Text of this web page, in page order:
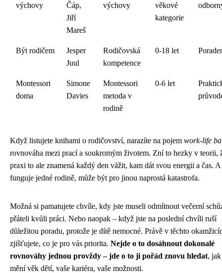
výchovy
Čáp,
Jiří
Mareš
výchovy
věkové
kategorie
Být rodičem
Jesper
Juul
Rodičovská
kompetence
0-18 let
Montessori
doma
Simone
Davies
Montessori
metoda v
rodině
0-6 let
Když listujete knihami o rodičovství, narazíte na pojem work-life
rovnováha mezi prací a soukromým životem. Zní to hezky v teorii,
praxi to ale znamená každý den vážit, kam dát svou energii a čas.
funguje jedné rodině, může být pro jinou naprostá katastrofa.
Možná si pamatujete chvíle, kdy jste museli odmítnout večerní
přáteli kvůli práci. Nebo naopak – když jste na poslední chvíli ruší
důležitou poradu, protože je dítě nemocné. Právě v těchto
zjišťujete, co je pro vás priorita. Nejde o to dosáhnout dokonalé
rovnováhy jednou provždy – jde o to ji pořád znovu hledat, jak
mění věk dětí, vaše kariéra, vaše možnosti.